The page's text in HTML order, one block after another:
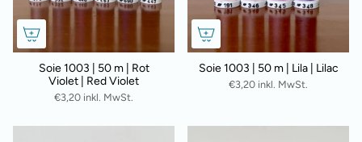
Soie 1003 | 50 m | Rot
Violet | Red Violet
€3,20 inkl. MwSt.
Soie 1003 | 50 m | Lila | Lilac
€3,20 inkl. MwSt.